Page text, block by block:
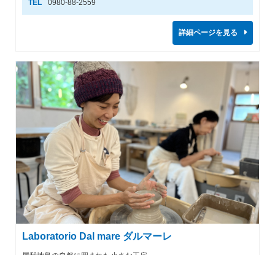
TEL
0980-88-2559
詳細ページを見る
Laboratorio Dal mare ダルマーレ